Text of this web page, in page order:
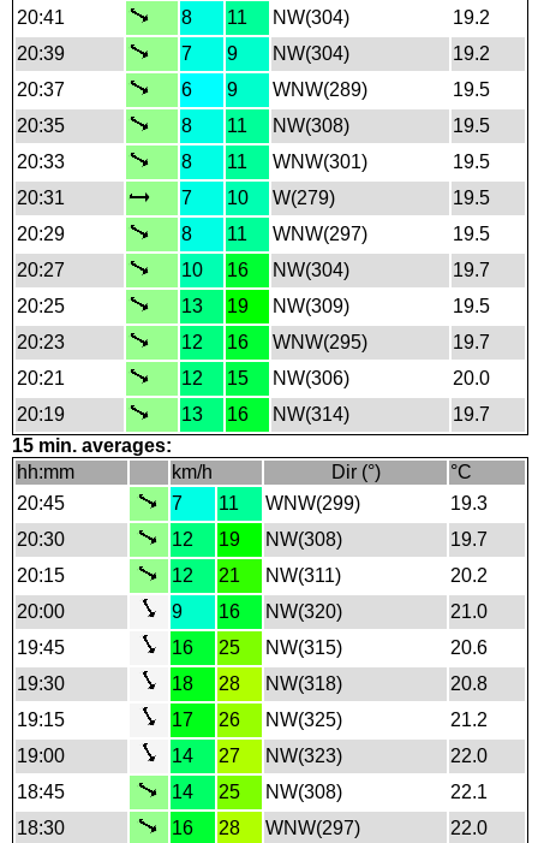
20:41
8 11 NW(304)
19.2
20:39
7 9 NW(304)
19.2
20:37
6 9 WNW(289)
19.5
20:35
8 11 NW(308)
19.5
20:33
8 11 WNW(301)
19.5
20:31
7 10 W(279)
19.5
20:29
8 11 WNW(297)
19.5
20:27
10 16 NW(304)
19.7
20:25
13 19 NW(309)
19.5
20:23
12 16 WNW(295)
19.7
20:21
12 15 NW(306)
20.0
20:19
13 16 NW(314)
19.7
15 min. averages:
hh:mm
km/h Dir (°)
°C
20:45
7 11 WNW(299)
19.3
20:30
12 19 NW(308)
19.7
20:15
12 21 NW(311)
20.2
20:00
9 16 NW(320)
21.0
19:45
16 25 NW(315)
20.6
19:30
18 28 NW(318)
20.8
19:15
17 26 NW(325)
21.2
19:00
14 27 NW(323)
22.0
18:45
14 25 NW(308)
22.1
18:30
16 28 WNW(297)
22.0